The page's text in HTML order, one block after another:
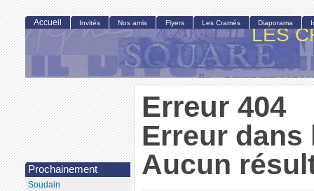
LES
Erreur 404
Erreur dans
Aucun
Accueil Invités Nos amis Flyers Les Cramés Diaporama
Prochainement
Soudain